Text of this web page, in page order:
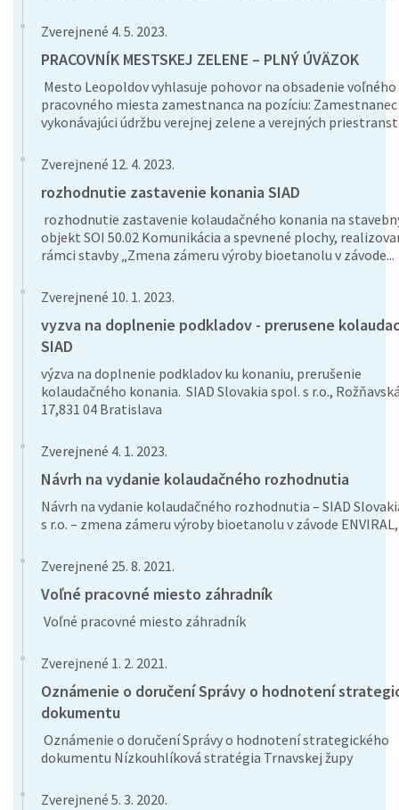
Zverejnené 4. 5. 2023.
PRACOVNÍK MESTSKEJ ZELENE – PLNÝ ÚVÄZOK
Mesto Leopoldov vyhlasuje pohovor na obsadenie voľného
pracovného miesta zamestnanca na pozíciu: Zamestnanec
vykonávajúci údržbu verejnej zelene a verejných
Zverejnené 12. 4. 2023.
rozhodnutie zastavenie konania SIAD
rozhodnutie zastavenie kolaudačného konania na
objekt SOI 50.02 Komunikácia a spevnené plochy,
rámci stavby „Zmena zámeru výroby bioetanolu v závode...
Zverejnené 10. 1. 2023.
vyzva na doplnenie podkladov - prerusene
SIAD
výzva na doplnenie podkladov ku konaniu, prerušenie
kolaudačného konania. SIAD Slovakia spol. s r.o.,
17,831 04 Bratislava
Zverejnené 4. 1. 2023.
Návrh na vydanie kolaudačného rozhodnutia
Návrh na vydanie kolaudačného rozhodnutia – SIAD
s r.o. – zmena zámeru výroby bioetanolu v závode ENVIRAL,
Zverejnené 25. 8. 2021.
Voľné pracovné miesto záhradník
Voľné pracovné miesto záhradník
Zverejnené 1. 2. 2021.
Oznámenie o doručení Správy o hodnotení
dokumentu
Oznámenie o doručení Správy o hodnotení strategického
dokumentu Nízkouhlíková stratégia Trnavskej župy
Zverejnené 5. 3. 2020.